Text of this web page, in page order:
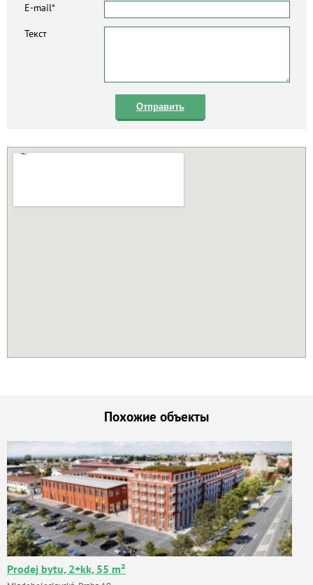
E-mail*
Текст
Отправить
Похожие объекты
Prodej bytu, 2+kk, 55 m²